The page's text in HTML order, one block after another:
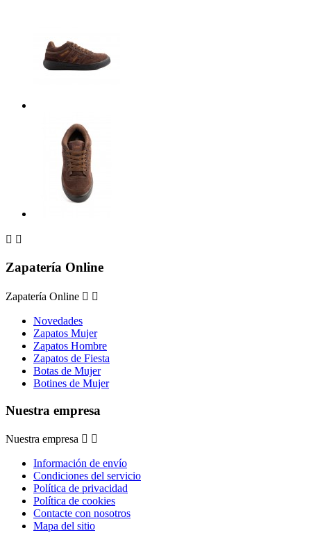
 
Zapatería Online
Zapatería Online  
Novedades
Zapatos Mujer
Zapatos Hombre
Zapatos de Fiesta
Botas de Mujer
Botines de Mujer
Nuestra empresa
Nuestra empresa  
Información de envío
Condiciones del servicio
Política de privacidad
Política de cookies
Contacte con nosotros
Mapa del sitio